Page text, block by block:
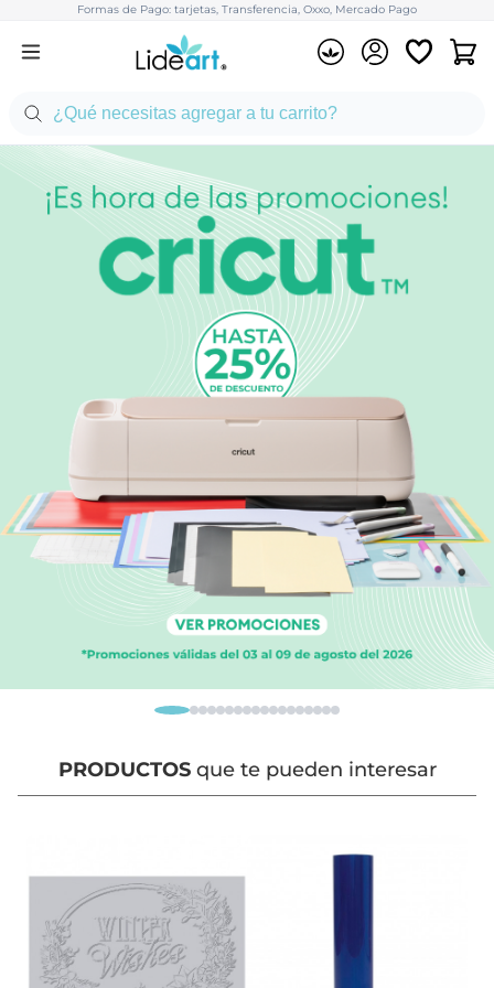
Formas de Pago: tarjetas, Transferencia, Oxxo, Mercado Pago
PRODUCTOSque te pueden interesar